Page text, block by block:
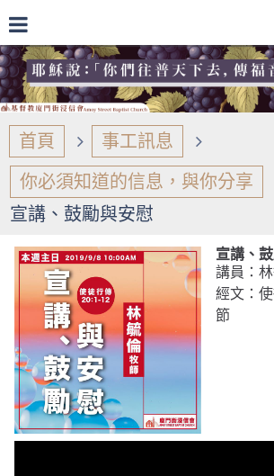
首頁
事工訊息
你必須知道的信息，與你分享
宣講、鼓勵與安慰
宣講、
講員：
經文：
節